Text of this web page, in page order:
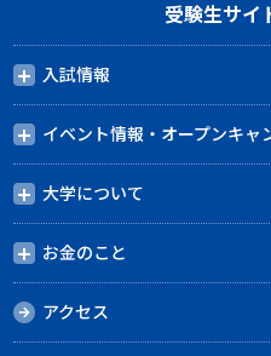
受験生サイ
入試情報
イベント情報・オープンキャ
大学について
お金のこと
アクセス